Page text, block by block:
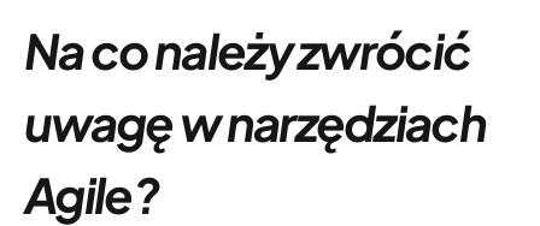
Na co należy zwrócić
uwagę w narzędziach
Agile?